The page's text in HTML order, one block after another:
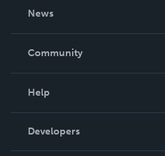
News
In The News
Community
Podcast
Help
Order Lookup
Knowledge Base
Developers